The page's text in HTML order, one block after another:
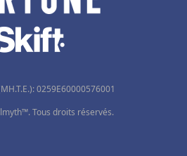
0259Ε60000576001
Tous droits réservés.